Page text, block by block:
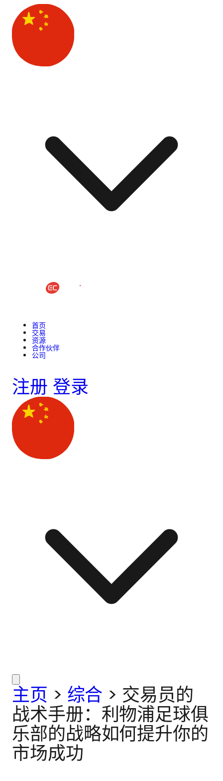
首页
交易
资源
合作伙伴
公司
注册 登录
主页 > 综合 > 交易员的
战术手册：利物浦足球俱
乐部的战略如何提升你的
市场成功